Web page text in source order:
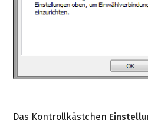
Das Kontrollkästchen